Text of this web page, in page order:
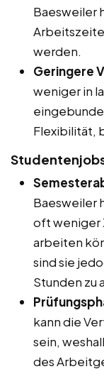
Baesweiler
werden.
Geringere
weniger in
Flexibilität,
Baesweiler
oft weniger
arbeiten
sind sie
Stunden zu
kann die
sein,
des